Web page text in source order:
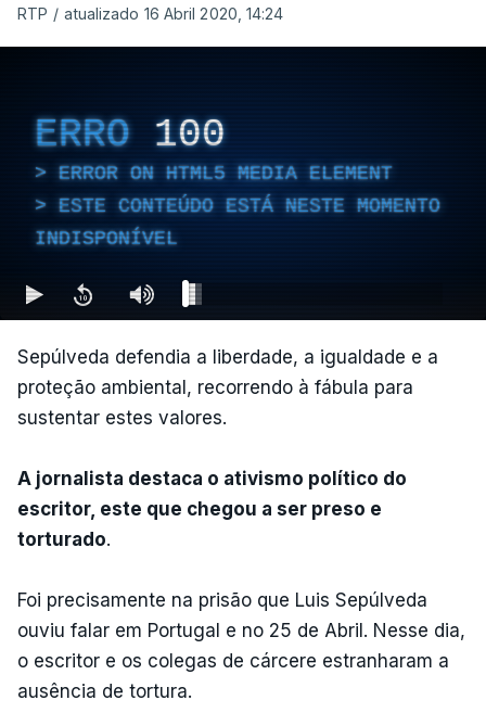
RTP / atualizado 16 Abril 2020, 14:24
ERRO 100
ERROR ON HTML5 MEDIA ELEMENT
ESTE CONTEÚDO ESTÁ NESTE MOMENTO
INDISPONÍVEL
Sepúlveda defendia a liberdade, a igualdade e a
proteção ambiental, recorrendo à fábula para
sustentar estes valores.
A jornalista destaca o ativismo político do
escritor, este que chegou a ser preso e
torturado.
Foi precisamente na prisão que Luis Sepúlveda
ouviu falar em Portugal e no 25 de Abril. Nesse dia,
o escritor e os colegas de cárcere estranharam a
ausência de tortura.